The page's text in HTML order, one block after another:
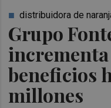
Grupo
incrementa
beneficios
millones
distribuidora de